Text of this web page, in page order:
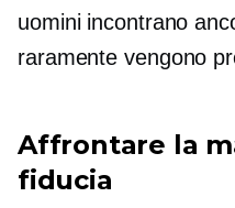
uomini incontrano
raramente vengono
Affrontare la
fiducia